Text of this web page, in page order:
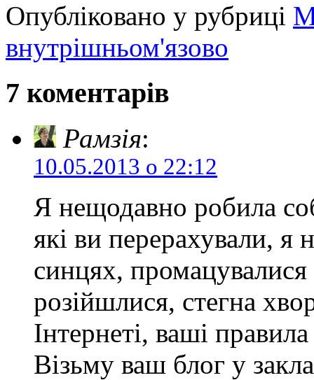
Опубліковано у рубриці
внутрішньом'язово
7 коментарів
Рамзія:
10.05.2013 о 22:12
Я нещодавно робила
які ви перерахували, я
синцях,
розійшлися, стегна
Інтернеті, ваші
Візьму ваш блог у